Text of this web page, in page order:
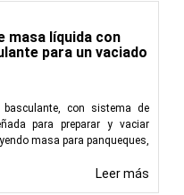
masa líquida con
para un vaciado
con sistema de
para preparar y vaciar
masa para panqueques,
Leer más